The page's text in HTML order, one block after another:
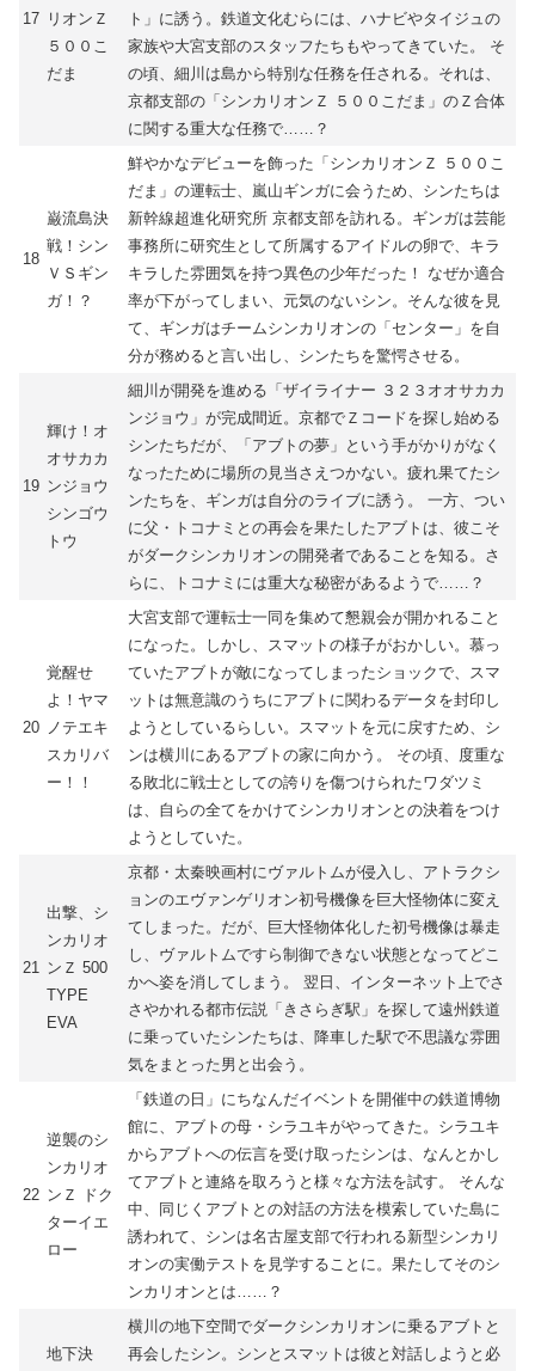
17 リオンＺ
５００こ
だま
ト」に誘う。鉄道文化むらには、ハナビやタイジュの
家族や大宮支部のスタッフたちもやってきていた。 そ
の頃、細川は島から特別な任務を任される。それは、
京都支部の「シンカリオンＺ ５００こだま」のＺ合体
に関する重大な任務で……？
18
巌流島決
戦！シン
ＶＳギン
ガ！？
鮮やかなデビューを飾った「シンカリオンＺ ５００こ
だま」の運転士、嵐山ギンガに会うため、シンたちは
新幹線超進化研究所 京都支部を訪れる。ギンガは芸能
事務所に研究生として所属するアイドルの卵で、キラ
キラした雰囲気を持つ異色の少年だった！ なぜか適合
率が下がってしまい、元気のないシン。そんな彼を見
て、ギンガはチームシンカリオンの「センター」を自
分が務めると言い出し、シンたちを驚愕させる。
19
輝け！オ
オサカカ
ンジョウ
シンゴウ
トウ
細川が開発を進める「ザイライナー ３２３オオサカカ
ンジョウ」が完成間近。京都でＺコードを探し始める
シンたちだが、「アブトの夢」という手がかりがなく
なったために場所の見当さえつかない。疲れ果てたシ
ンたちを、ギンガは自分のライブに誘う。 一方、つい
に父・トコナミとの再会を果たしたアブトは、彼こそ
がダークシンカリオンの開発者であることを知る。さ
らに、トコナミには重大な秘密があるようで……？
20
覚醒せ
よ！ヤマ
ノテエキ
スカリバ
ー！！
大宮支部で運転士一同を集めて懇親会が開かれること
になった。しかし、スマットの様子がおかしい。慕っ
ていたアブトが敵になってしまったショックで、スマ
ットは無意識のうちにアブトに関わるデータを封印し
ようとしているらしい。スマットを元に戻すため、シ
ンは横川にあるアブトの家に向かう。 その頃、度重な
る敗北に戦士としての誇りを傷つけられたワダツミ
は、自らの全てをかけてシンカリオンとの決着をつけ
ようとしていた。
21
出撃、シ
ンカリオ
ンＺ 500
TYPE
EVA
京都・太秦映画村にヴァルトムが侵入し、アトラクシ
ョンのエヴァンゲリオン初号機像を巨大怪物体に変え
てしまった。だが、巨大怪物体化した初号機像は暴走
し、ヴァルトムですら制御できない状態となってどこ
かへ姿を消してしまう。 翌日、インターネット上でさ
さやかれる都市伝説「きさらぎ駅」を探して遠州鉄道
に乗っていたシンたちは、降車した駅で不思議な雰囲
気をまとった男と出会う。
22
逆襲のシ
ンカリオ
ンＺ ドク
ターイエ
ロー
「鉄道の日」にちなんだイベントを開催中の鉄道博物
館に、アブトの母・シラユキがやってきた。シラユキ
からアブトへの伝言を受け取ったシンは、なんとかし
てアブトと連絡を取ろうと様々な方法を試す。 そんな
中、同じくアブトとの対話の方法を模索していた島に
誘われて、シンは名古屋支部で行われる新型シンカリ
オンの実働テストを見学することに。果たしてそのシ
ンカリオンとは……？
地下決
横川の地下空間でダークシンカリオンに乗るアブトと
再会したシン。シンとスマットは彼と対話しようと必